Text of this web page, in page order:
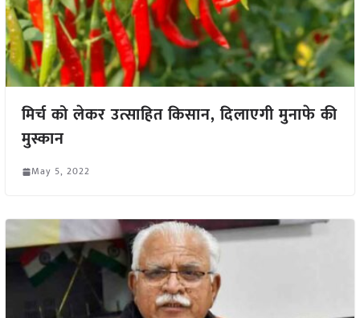
मिर्च को लेकर उत्साहित किसान, दिलाएगी मुनाफे की
मुस्कान
May 5, 2022